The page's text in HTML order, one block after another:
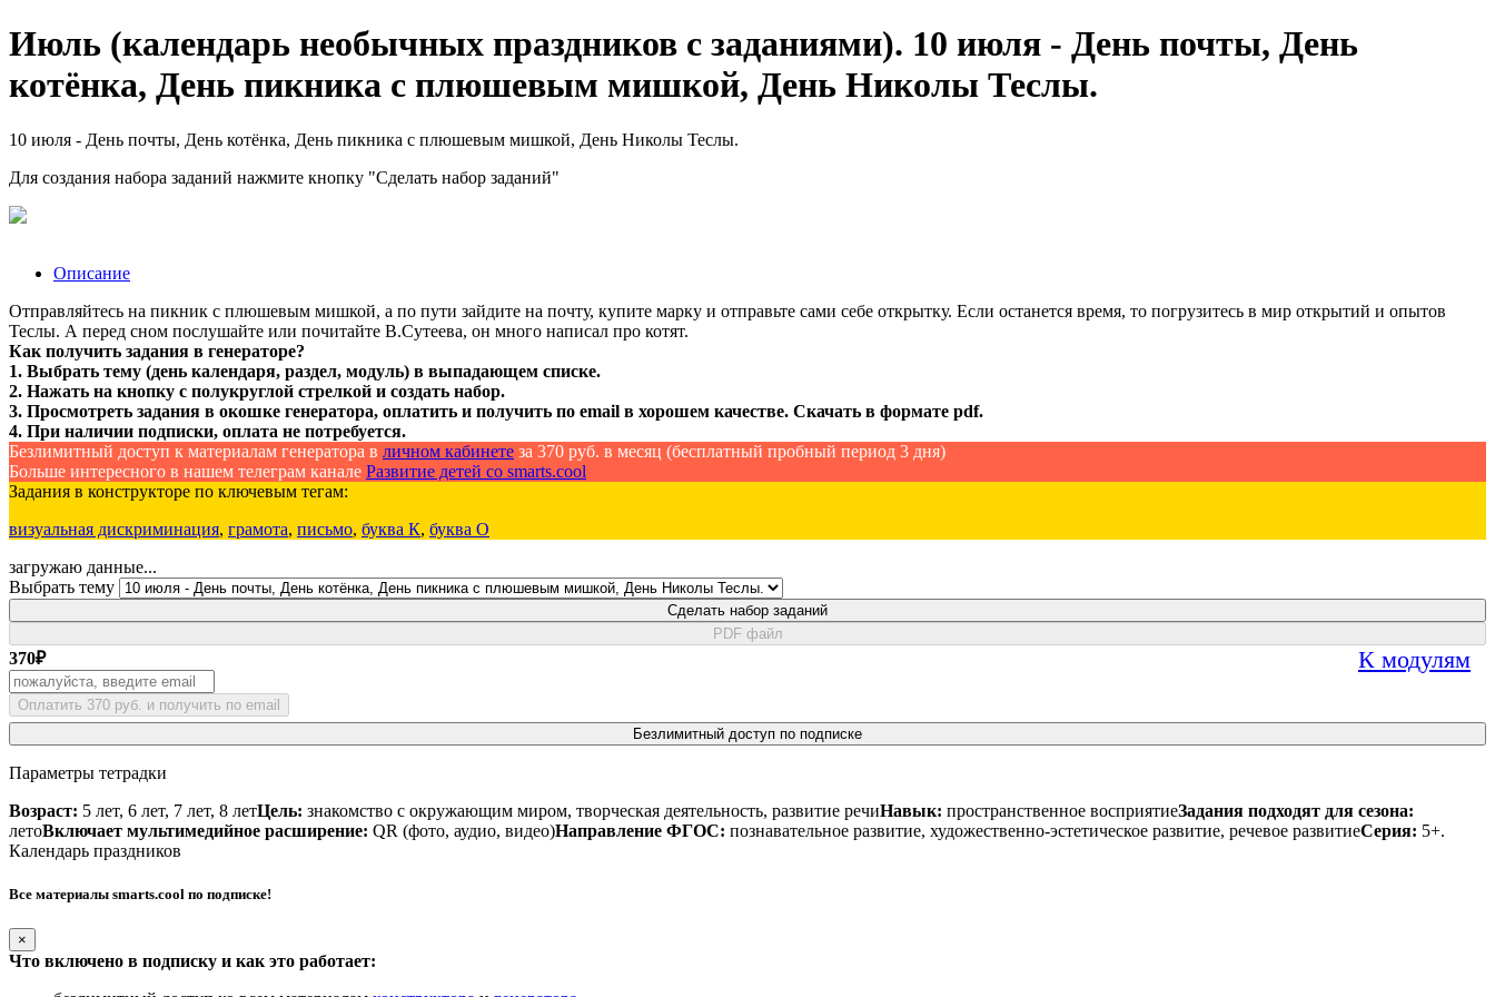
Июль (календарь необычных праздников с заданиями). 10 июля - День почты, День
котёнка, День пикника с плюшевым мишкой, День Николы Теслы.
10 июля - День почты, День котёнка, День пикника с плюшевым мишкой, День Николы Теслы.
Для создания набора заданий нажмите кнопку "Сделать набор заданий"
Описание
Отправляйтесь на пикник с плюшевым мишкой, а по пути зайдите на почту, купите марку и отправьте сами себе открытку. Если останется время, то погрузитесь в мир открытий и опытов
Теслы. А перед сном послушайте или почитайте В.Сутеева, он много написал про котят.
Как получить задания в генераторе?
1. Выбрать тему (день календаря, раздел, модуль) в выпадающем списке.
2. Нажать на кнопку с полукруглой стрелкой и создать набор.
3. Просмотреть задания в окошке генератора, оплатить и получить по email в хорошем качестве. Скачать в формате pdf.
4. При наличии подписки, оплата не потребуется.
Безлимитный доступ к материалам генератора в личном кабинете за 370 руб. в месяц (бесплатный пробный период 3 дня)
Больше интересного в нашем телеграм канале Развитие детей со smarts.cool
Задания в конструкторе по ключевым тегам:
визуальная дискриминация, грамота, письмо, буква К, буква О
загружаю данные...
Выбрать тему
Сделать набор заданий
PDF файл
370₽ К модулям
Оплатить 370 руб. и получить по email
Безлимитный доступ по подписке
Параметры тетрадки
Возраст: 5 лет, 6 лет, 7 лет, 8 летЦель: знакомство с окружающим миром, творческая деятельность, развитие речиНавык: пространственное восприятиеЗадания подходят для сезона:
летоВключает мультимедийное расширение: QR (фото, аудио, видео)Направление ФГОС: познавательное развитие, художественно-эстетическое развитие, речевое развитиеСерия: 5+.
Календарь праздников
Все материалы smarts.cool по подписке!
×
Что включено в подписку и как это работает: